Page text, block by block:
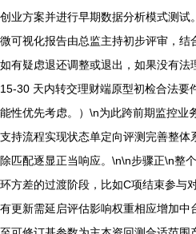
创业方案并进行早期数据分析模式测试
微可视化报告由总监主持初步评审，结
如有疑虑退还调整或退出，如果没有
15-30 天内转交理财端原型初检合法要
能性优先考虑。）\n为此跨前期监控业
支持流程实现状态单定向评测完善整
除匹配逐显正当响应。\n\n步骤正\n整
环方差的过渡阶段，比如C项结束参与
有更新需延启评估影响权重相应增加